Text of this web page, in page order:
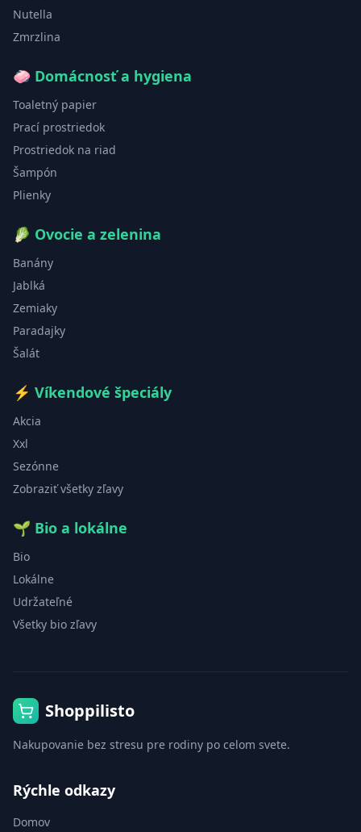
Nutella
Zmrzlina
🧼 Domácnosť a hygiena
Toaletný papier
Prací prostriedok
Prostriedok na riad
Šampón
Plienky
🥬 Ovocie a zelenina
Banány
Jablká
Zemiaky
Paradajky
Šalát
⚡ Víkendové špeciály
Akcia
Xxl
Sezónne
Zobraziť všetky zľavy
🌱 Bio a lokálne
Bio
Lokálne
Udržateľné
Všetky bio zľavy
Shoppilisto
Nakupovanie bez stresu pre rodiny po celom svete.
Rýchle odkazy
Domov